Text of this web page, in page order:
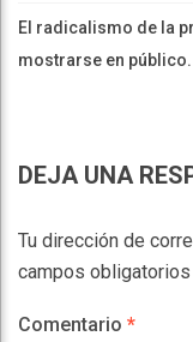
El radicalismo de la
mostrarse en
DEJA UNA
Tu dirección de
campos
Comentario *